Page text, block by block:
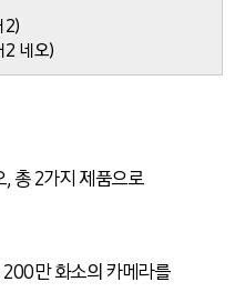
2)
2 네오)
총 2가지 제품으로
만 화소의 카메라를